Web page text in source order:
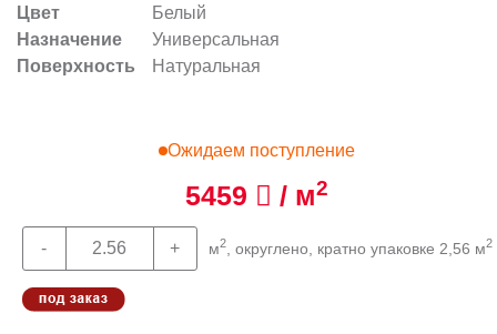
Цвет
Белый
Назначение
Универсальная
Поверхность
Натуральная
Ожидаем поступление
5459 / м2
м2, округлено, кратно упаковке 2,56 м2